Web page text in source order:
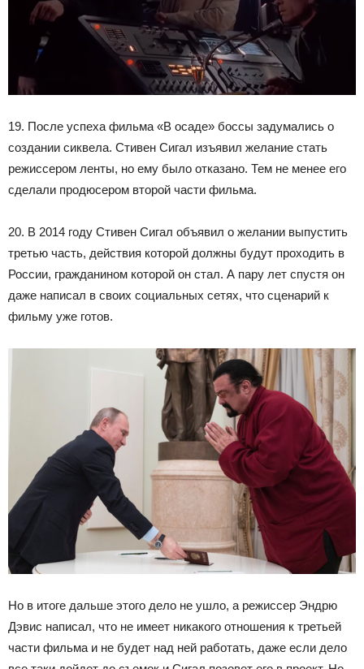
19. После успеха фильма «В осаде» боссы задумались о
создании сиквела. Стивен Сигал изъявил желание стать
режиссером ленты, но ему было отказано. Тем не менее его
сделали продюсером второй части фильма.
20. В 2014 году Стивен Сигал объявил о желании выпустить
третью часть, действия которой должны будут проходить в
России, гражданином которой он стал. А пару лет спустя он
даже написал в своих социальных сетях, что сценарий к
фильму уже готов.
Но в итоге дальше этого дело не ушло, а режиссер Эндрю
Дэвис написал, что не имеет никакого отношения к третьей
части фильма и не будет над ней работать, даже если дело